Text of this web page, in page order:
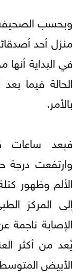
وبحسب
منزل أحد
في البداية
الحالة فيما
بالأمر.
فبعد ساعات
الألم وظهور
إلى المركز
الإصابة ناجمة
يُعد من أكثر
الأبيض